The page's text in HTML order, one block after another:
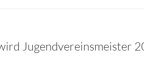
Jugendvereinsmeister